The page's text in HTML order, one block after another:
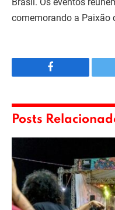
comemorando a Paixão
Facebook
Posts